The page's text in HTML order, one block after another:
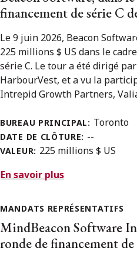
financement de série C
Le 9 juin 2026, Beacon
225 millions $ US dans le
série C. Le tour a été dirigé
HarbourVest, et a vu la
Intrepid Growth Partners,
BUREAU PRINCIPAL: Toronto
DATE DE CLÔTURE: --
VALEUR: 225 millions $ US
En savoir plus
MANDATS REPRÉSENTATIFS
MindBeacon Software
ronde de financement